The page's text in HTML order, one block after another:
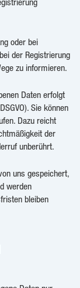
oder bei
der Registrierung
zu informieren.
Daten erfolgt
Sie können
Dazu reicht
der
unberührt.
uns gespeichert,
werden
bleiben